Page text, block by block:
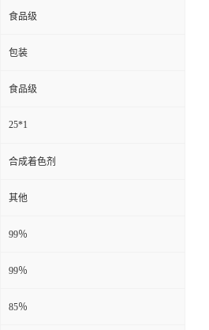
食品级
包装
食品级
25*1
合成着色剂
其他
99％
99％
85％